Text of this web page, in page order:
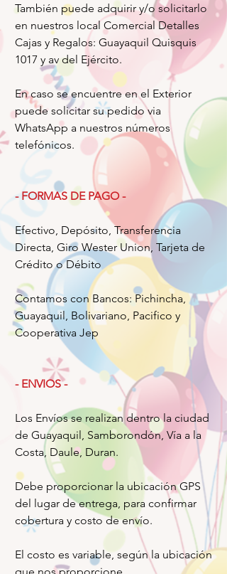
También puede adquirir y/o solicitarlo
en nuestros local Comercial Detalles
Cajas y Regalos: Guayaquil Quisquis
1017 y av del Ejército.
En caso se encuentre en el Exterior
puede solicitar su pedido via
WhatsApp a nuestros números
telefónicos.
- FORMAS DE PAGO -
Efectivo, Depósito, Transferencia
Directa, Giro Wester Union, Tarjeta de
Crédito o Débito
Contamos con Bancos: Pichincha,
Guayaquil, Bolivariano, Pacifico y
Cooperativa Jep
- ENVIOS -
Los Envíos se realizan dentro la ciudad
de Guayaquil, Samborondón, Vía a la
Costa, Daule, Duran.
Debe proporcionar la ubicación GPS
del lugar de entrega, para confirmar
cobertura y costo de envío.
El costo es variable, según la ubicación